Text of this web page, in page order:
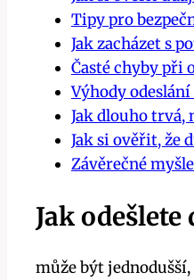
Tipy pro
Jak zacházet s
Časté chyby při
Výhody
Jak dlouho trvá,
Jak si ověřit, že
Závěrečné
Jak
může být jednodušší,